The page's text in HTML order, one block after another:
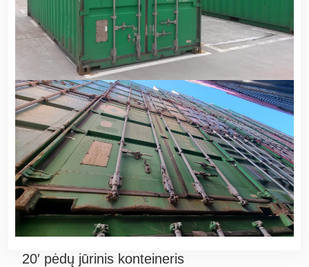
20′ pėdų jūrinis konteineris